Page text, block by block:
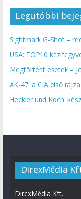
Legutóbbi
Sightmark G-Shot –
USA: TOP10
Megtörtént esetek –
AK-47: a CIA első
Heckler und Koch:
DirexMédia
DirexMédia Kft.